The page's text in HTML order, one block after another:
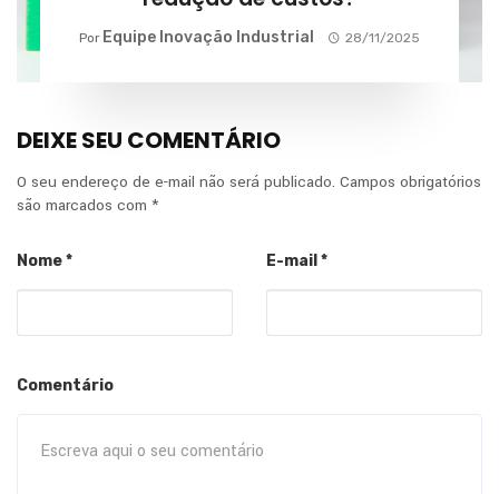
Por Equipe Inovação Industrial 28/11/2025
DEIXE SEU COMENTÁRIO
O seu endereço de e-mail não será publicado. Campos obrigatórios
são marcados com *
Nome* E-mail *
Comentário